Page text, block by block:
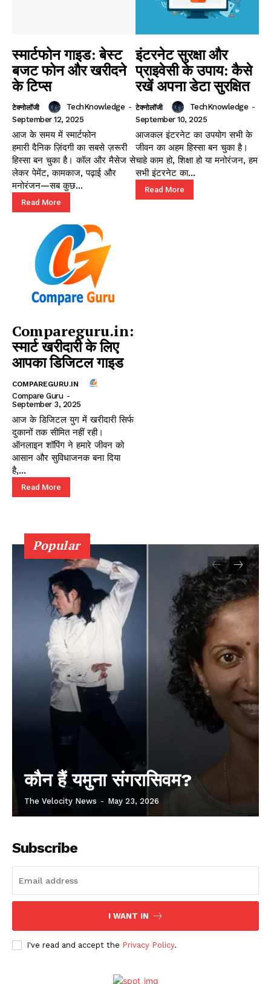
स्मार्टफोन गाइड: बेस्ट
बजट फोन और खरीदने
के टिप्स
टेक्नोलॉजी TechKnowledge -
September 12, 2025
आज के समय में स्मार्टफोन
हमारी दैनिक ज़िंदगी का सबसे ज़रूरी
हिस्सा बन चुका है। कॉल और मैसेज से
लेकर पेमेंट, कामकाज, पढ़ाई और
मनोरंजन—सब कुछ...
Read More
इंटरनेट सुरक्षा और
प्राइवेसी के उपाय: कैसे
रखें अपना डेटा सुरक्षित
टेक्नोलॉजी TechKnowledge -
September 10, 2025
आजकल इंटरनेट का उपयोग सभी के
जीवन का अहम हिस्सा बन चुका है।
चाहे काम हो, शिक्षा हो या मनोरंजन, हम
सभी इंटरनेट का...
Read More
Compareguru.in:
स्मार्ट खरीदारी के लिए
आपका डिजिटल गाइड
COMPAREGURU.IN
Compare Guru -
September 3, 2025
आज के डिजिटल युग में खरीदारी सिर्फ
दुकानों तक सीमित नहीं रही।
ऑनलाइन शॉपिंग ने हमारे जीवन को
आसान और सुविधाजनक बना दिया
है,...
Read More
Popular
कौन हैं यमुना संगरासिवम?
The Velocity News - May 23, 2026
Subscribe
I WANT IN
I've read and accept the Privacy Policy.